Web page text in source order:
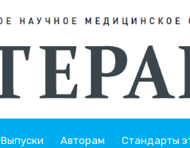
Выпуски Авторам Стандарты